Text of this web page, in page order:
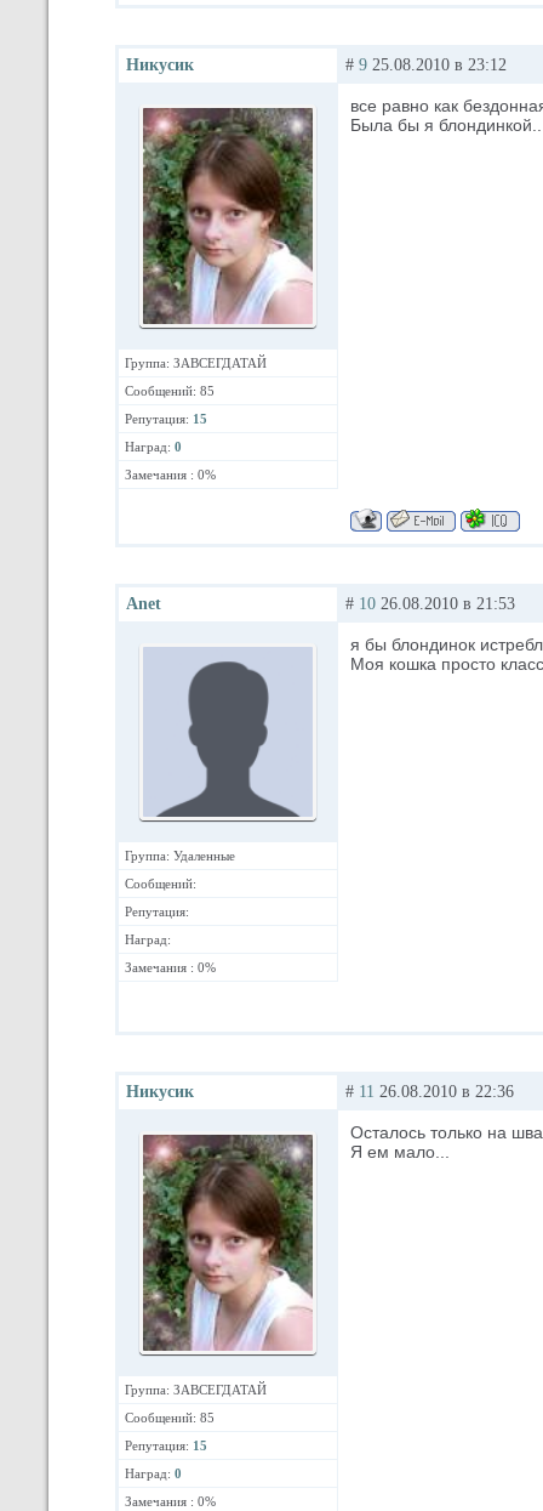
Никусик
Группа: ЗАВСЕГДАТАЙ
Сообщений: 85
Репутация: 15
Наград: 0
Замечания : 0%
# 9 25.08.2010 в 23:12
все равно как
Была бы я
Anet
Группа: Удаленные
Сообщений:
Репутация:
Наград:
Замечания : 0%
# 10 26.08.2010 в 21:53
я бы блондинок
Моя кошка просто
Никусик
Группа: ЗАВСЕГДАТАЙ
Сообщений: 85
Репутация: 15
Наград: 0
Замечания : 0%
# 11 26.08.2010 в 22:36
Осталось только на
Я ем мало...